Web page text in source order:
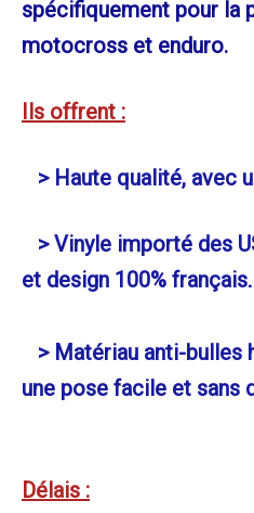
spécifiquement pour la
motocross et enduro.
Ils offrent :
> Haute qualité, avec
> Vinyle importé des
et design 100% français
> Matériau anti-bulles
une pose facile et sans
Délais :